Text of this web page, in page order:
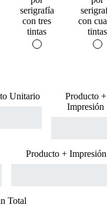
Unitario
Producto +
Impresión
Producto + Impresión
Total